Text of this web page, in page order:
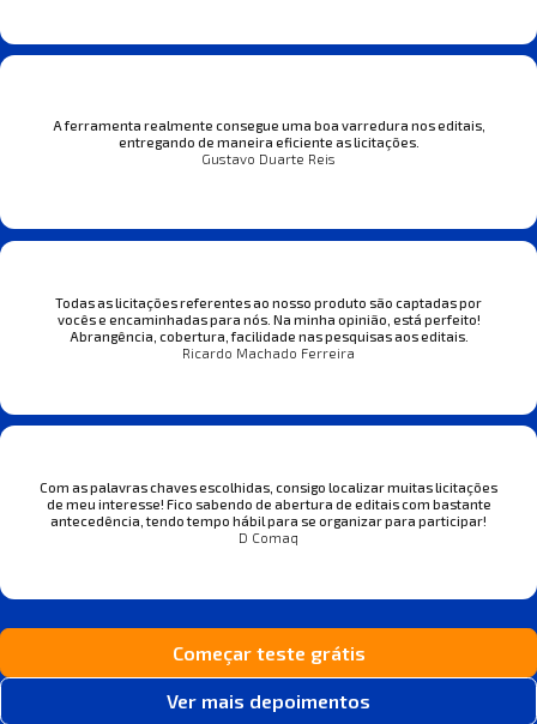
A ferramenta realmente consegue uma boa varredura nos editais,
entregando de maneira eficiente as licitações.
Gustavo Duarte Reis
Todas as licitações referentes ao nosso produto são captadas por
vocês e encaminhadas para nós. Na minha opinião, está perfeito!
Abrangência, cobertura, facilidade nas pesquisas aos editais.
Ricardo Machado Ferreira
Com as palavras chaves escolhidas, consigo localizar muitas licitações
de meu interesse! Fico sabendo de abertura de editais com bastante
antecedência, tendo tempo hábil para se organizar para participar!
D Comaq
Começar teste grátis
Ver mais depoimentos